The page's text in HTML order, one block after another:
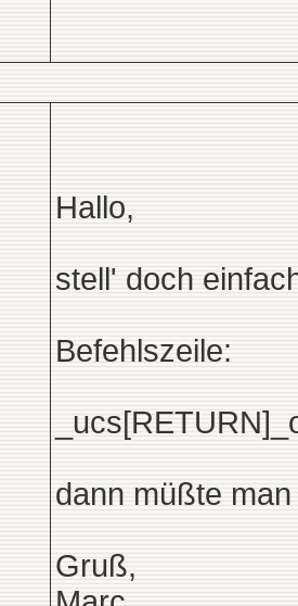
Hallo,
stell' doch
Befehlszeile:
dann müßte
Gruß,